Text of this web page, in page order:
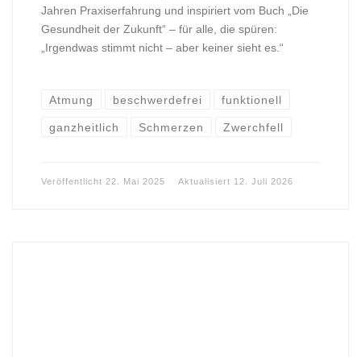
Jahren Praxiserfahrung und inspiriert vom Buch „Die
Gesundheit der Zukunft“ – für alle, die spüren:
„Irgendwas stimmt nicht – aber keiner sieht es.“
Atmung beschwerdefrei funktionell
ganzheitlich Schmerzen Zwerchfell
Veröffentlicht 22. Mai 2025 Aktualisiert 12. Juli 2026